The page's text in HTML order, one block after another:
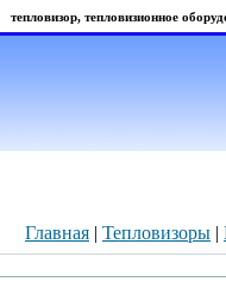
тепловизор, тепловизионное
Главная | Тепловизоры |